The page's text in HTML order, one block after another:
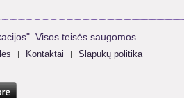
Visos teisės saugomos.
| Kontaktai | Slapukų politika